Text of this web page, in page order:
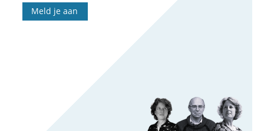
Meld je aan